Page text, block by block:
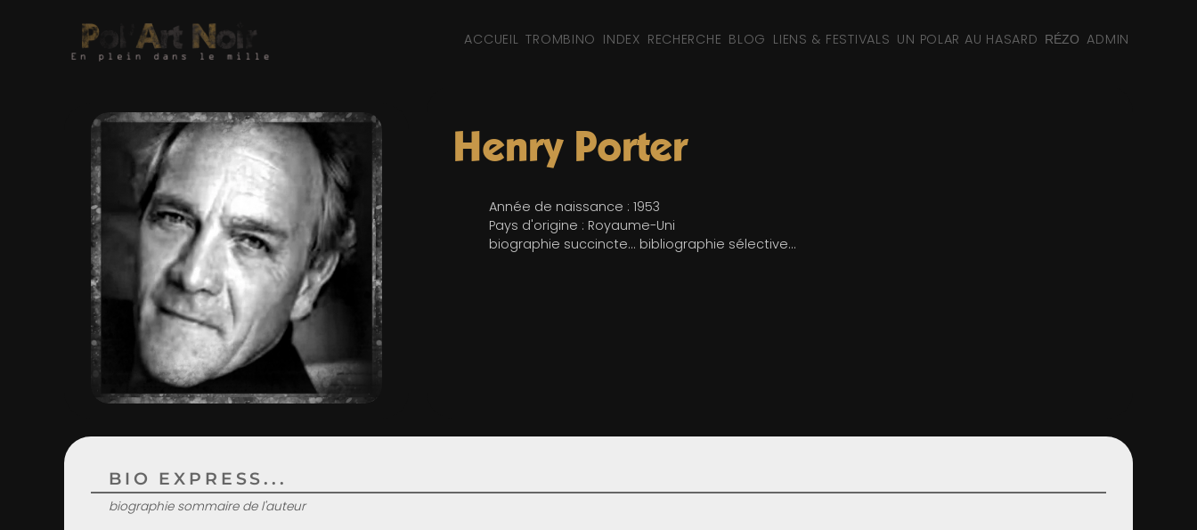
ACCUEIL TROMBINO INDEX RECHERCHE BLOG LIENS & FESTIVALS UN POLAR AU HASARD RÉZO ADMIN
Henry Porter
Année de naissance : 1953
Pays d'origine : Royaume-Uni
biographie succincte... bibliographie sélective...
BIO EXPRESS...
biographie sommaire de l'auteur